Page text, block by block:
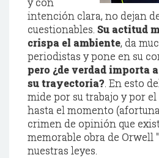
intención clara, no dejan
cuestionables. Su actitud
crispa el ambiente, da
periodistas y pone en su
pero ¿de verdad importa
su trayectoria?. En esto
mide por su trabajo y por el
hasta el momento
crimen de opinión que
memorable obra de Orwell
nuestras leyes.